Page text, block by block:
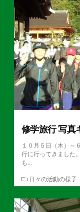
修学旅行 写真
１０月５日（木）～
行に行ってきました
も...
カ
テ
ゴ
リ
日々の活動の様子